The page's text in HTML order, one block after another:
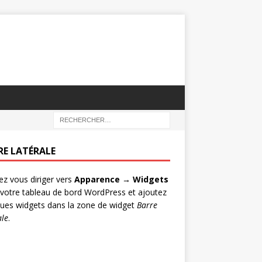
LATÉRALE
vous diriger vers Apparence → Widgets
tableau de bord WordPress et ajoutez
widgets dans la zone de widget Barre
.